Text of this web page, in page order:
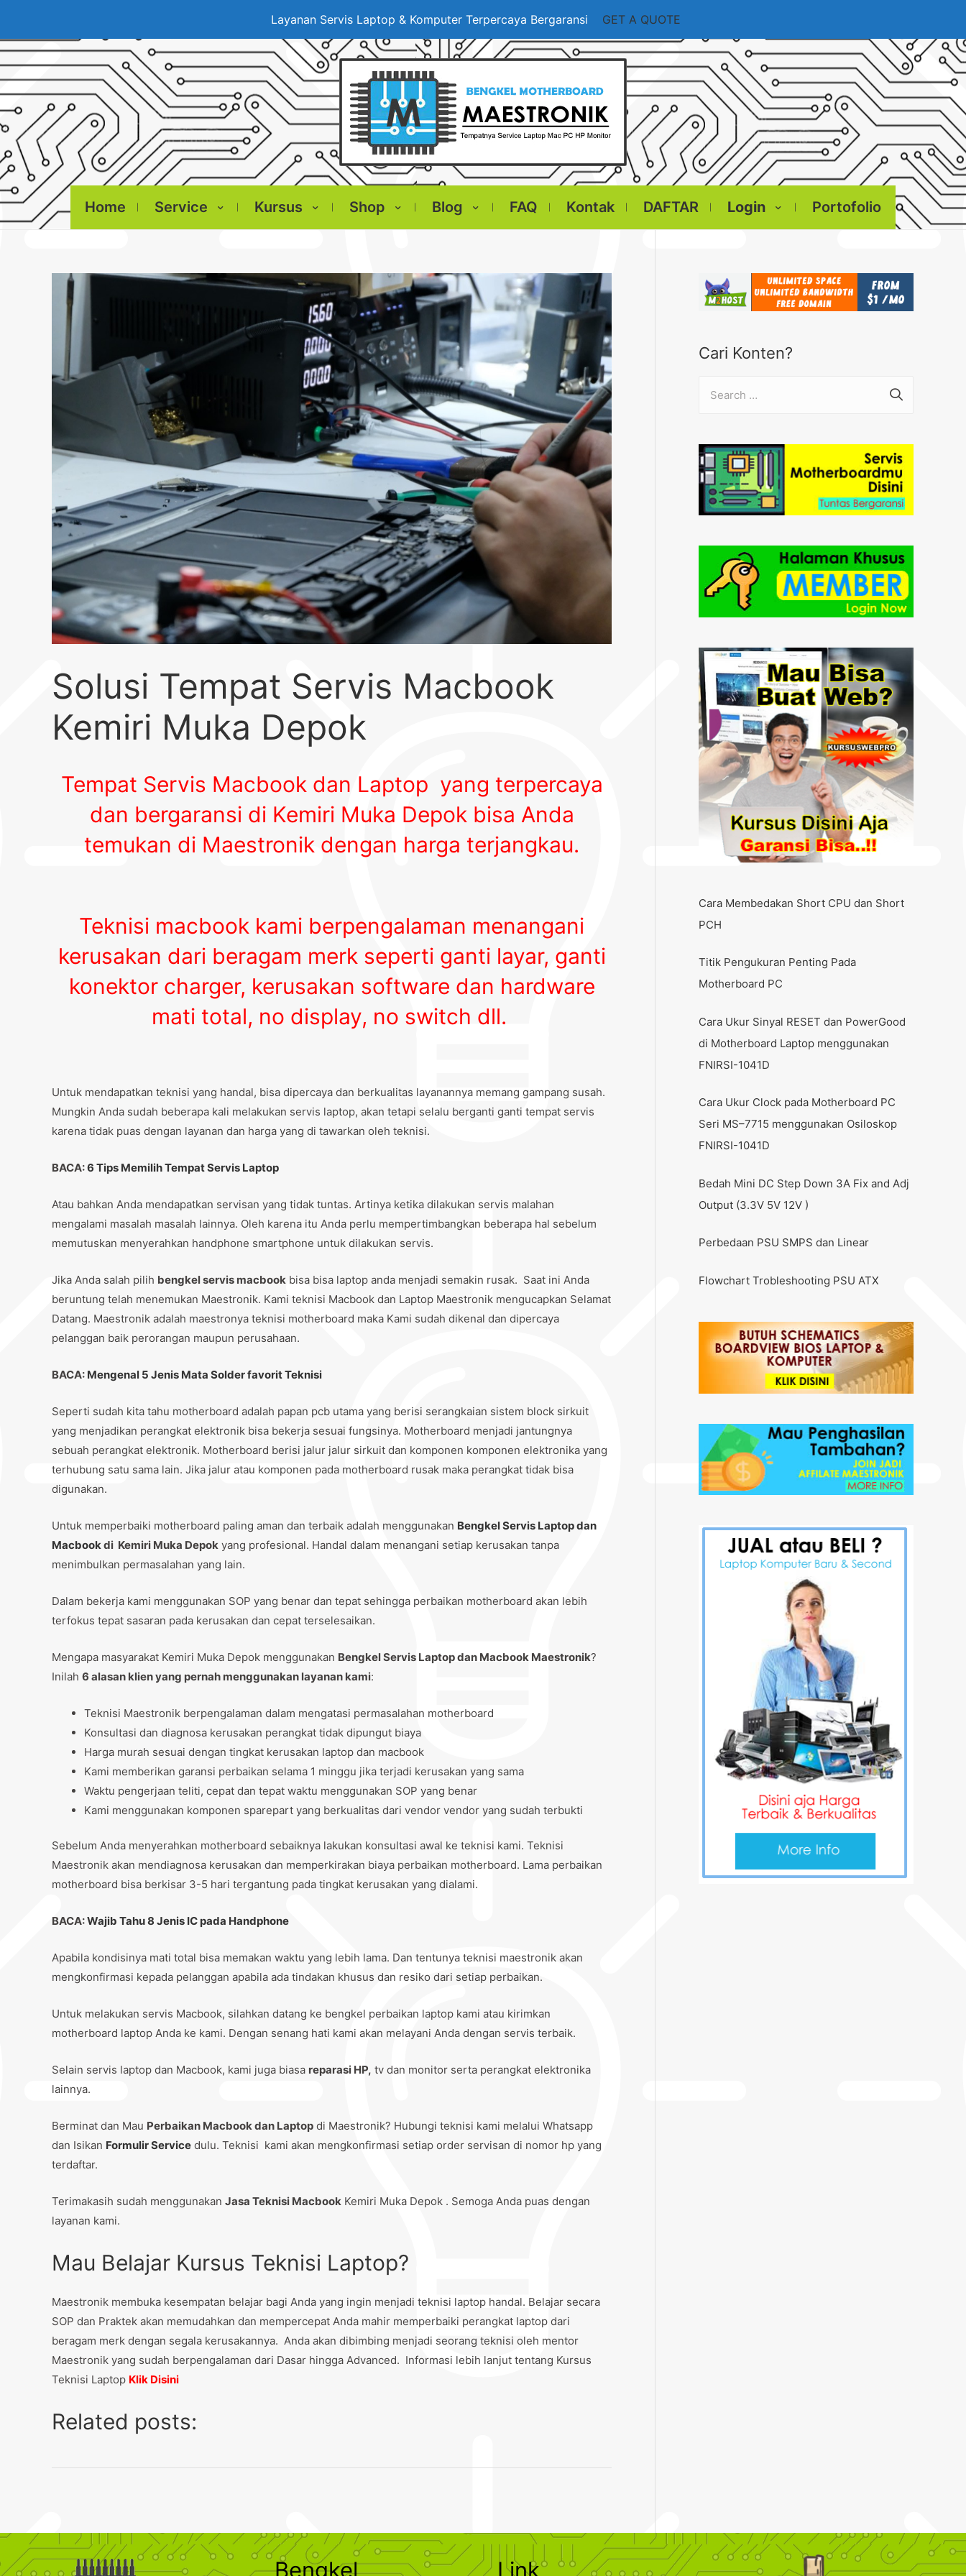
Layanan Servis Laptop & Komputer Terpercaya Bergaransi GET A QUOTE
Home Service Kursus Shop Blog FAQ Kontak DAFTAR Login Portofolio
Solusi Tempat Servis Macbook
Kemiri Muka Depok
Tempat Servis Macbook dan Laptop yang terpercaya
dan bergaransi di Kemiri Muka Depok bisa Anda
temukan di Maestronik dengan harga terjangkau.
Teknisi macbook kami berpengalaman menangani
kerusakan dari beragam merk seperti ganti layar, ganti
konektor charger, kerusakan software dan hardware
mati total, no display, no switch dll.
Untuk mendapatkan teknisi yang handal, bisa dipercaya dan berkualitas layanannya memang gampang susah.
Mungkin Anda sudah beberapa kali melakukan servis laptop, akan tetapi selalu berganti ganti tempat servis
karena tidak puas dengan layanan dan harga yang di tawarkan oleh teknisi.
BACA:6 Tips Memilih Tempat Servis Laptop
Atau bahkan Anda mendapatkan servisan yang tidak tuntas. Artinya ketika dilakukan servis malahan
mengalami masalah masalah lainnya. Oleh karena itu Anda perlu mempertimbangkan beberapa hal sebelum
memutuskan menyerahkan handphone smartphone untuk dilakukan servis.
Jika Anda salah pilih bengkel servis macbook bisa bisa laptop anda menjadi semakin rusak. Saat ini Anda
beruntung telah menemukan Maestronik. Kami teknisi Macbook dan Laptop Maestronik mengucapkan Selamat
Datang. Maestronik adalah maestronya teknisi motherboard maka Kami sudah dikenal dan dipercaya
pelanggan baik perorangan maupun perusahaan.
BACA: Mengenal 5 Jenis Mata Solder favorit Teknisi
Seperti sudah kita tahu motherboard adalah papan pcb utama yang berisi serangkaian sistem block sirkuit
yang menjadikan perangkat elektronik bisa bekerja sesuai fungsinya. Motherboard menjadi jantungnya
sebuah perangkat elektronik. Motherboard berisi jalur jalur sirkuit dan komponen komponen elektronika yang
terhubung satu sama lain. Jika jalur atau komponen pada motherboard rusak maka perangkat tidak bisa
digunakan.
Untuk memperbaiki motherboard paling aman dan terbaik adalah menggunakan Bengkel Servis Laptop dan
Macbook di Kemiri Muka Depok yang profesional. Handal dalam menangani setiap kerusakan tanpa
menimbulkan permasalahan yang lain.
Dalam bekerja kami menggunakan SOP yang benar dan tepat sehingga perbaikan motherboard akan lebih
terfokus tepat sasaran pada kerusakan dan cepat terselesaikan.
Mengapa masyarakat Kemiri Muka Depok menggunakan Bengkel Servis Laptop dan Macbook Maestronik?
Inilah 6 alasan klien yang pernah menggunakan layanan kami:
Teknisi Maestronik berpengalaman dalam mengatasi permasalahan motherboard
Konsultasi dan diagnosa kerusakan perangkat tidak dipungut biaya
Harga murah sesuai dengan tingkat kerusakan laptop dan macbook
Kami memberikan garansi perbaikan selama 1 minggu jika terjadi kerusakan yang sama
Waktu pengerjaan teliti, cepat dan tepat waktu menggunakan SOP yang benar
Kami menggunakan komponen sparepart yang berkualitas dari vendor vendor yang sudah terbukti
Sebelum Anda menyerahkan motherboard sebaiknya lakukan konsultasi awal ke teknisi kami. Teknisi
Maestronik akan mendiagnosa kerusakan dan memperkirakan biaya perbaikan motherboard. Lama perbaikan
motherboard bisa berkisar 3-5 hari tergantung pada tingkat kerusakan yang dialami.
BACA:Wajib Tahu 8 Jenis IC pada Handphone
Apabila kondisinya mati total bisa memakan waktu yang lebih lama. Dan tentunya teknisi maestronik akan
mengkonfirmasi kepada pelanggan apabila ada tindakan khusus dan resiko dari setiap perbaikan.
Untuk melakukan servis Macbook, silahkan datang ke bengkel perbaikan laptop kami atau kirimkan
motherboard laptop Anda ke kami. Dengan senang hati kami akan melayani Anda dengan servis terbaik.
Selain servis laptop dan Macbook, kami juga biasa reparasi HP, tv dan monitor serta perangkat elektronika
lainnya.
Berminat dan Mau Perbaikan Macbook dan Laptop di Maestronik? Hubungi teknisi kami melalui Whatsapp
dan Isikan Formulir Service dulu. Teknisi kami akan mengkonfirmasi setiap order servisan di nomor hp yang
terdaftar.
Terimakasih sudah menggunakan Jasa Teknisi Macbook Kemiri Muka Depok . Semoga Anda puas dengan
layanan kami.
Mau Belajar Kursus Teknisi Laptop?
Maestronik membuka kesempatan belajar bagi Anda yang ingin menjadi teknisi laptop handal. Belajar secara
SOP dan Praktek akan memudahkan dan mempercepat Anda mahir memperbaiki perangkat laptop dari
beragam merk dengan segala kerusakannya. Anda akan dibimbing menjadi seorang teknisi oleh mentor
Maestronik yang sudah berpengalaman dari Dasar hingga Advanced. Informasi lebih lanjut tentang Kursus
Teknisi Laptop Klik Disini
Related posts:
Cari Konten?
Cara Membedakan Short CPU dan Short
PCH
Titik Pengukuran Penting Pada
Motherboard PC
Cara Ukur Sinyal RESET dan PowerGood
di Motherboard Laptop menggunakan
FNIRSI-1041D
Cara Ukur Clock pada Motherboard PC
Seri MS–7715 menggunakan Osiloskop
FNIRSI-1041D
Bedah Mini DC Step Down 3A Fix and Adj
Output (3.3V 5V 12V )
Perbedaan PSU SMPS dan Linear
Flowchart Trobleshooting PSU ATX
Bengkel Link